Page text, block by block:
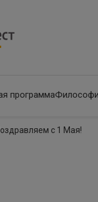
программа
с 1 Мая!